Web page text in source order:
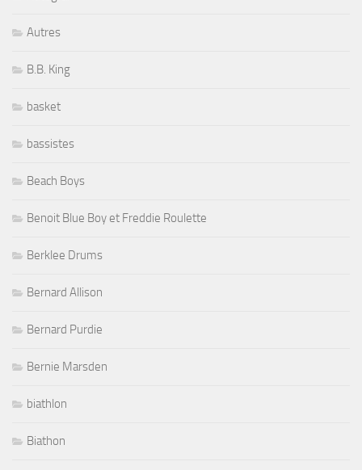
Autres
B.B. King
basket
bassistes
Beach Boys
Benoit Blue Boy et Freddie Roulette
Berklee Drums
Bernard Allison
Bernard Purdie
Bernie Marsden
biathlon
Biathon